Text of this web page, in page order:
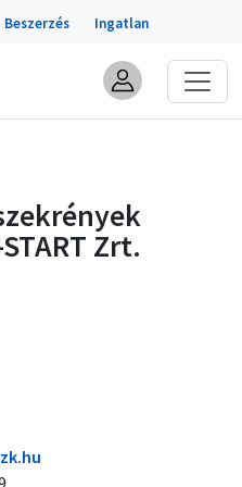
Beszerzés Ingatlan
Zrt.